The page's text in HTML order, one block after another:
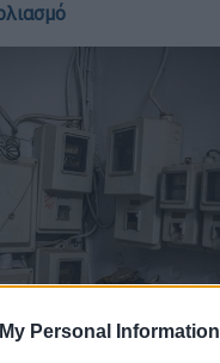
Personal Information